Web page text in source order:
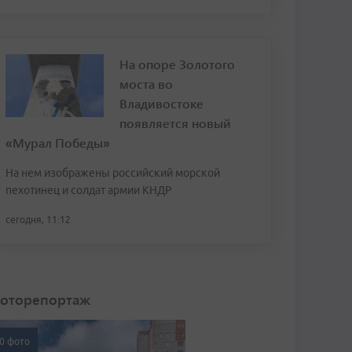
На опоре Золотого
моста во
Владивостоке
появляется новый
«Мурал Победы»
На нем изображены российский морской
пехотинец и солдат армии КНДР
сегодня, 11:12
фото